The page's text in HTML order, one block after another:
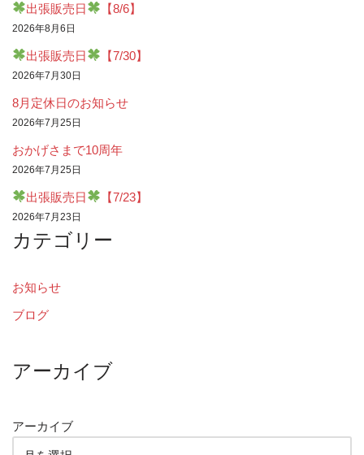
出張販売日 【8/6】
2026年8月6日
出張販売日 【7/30】
2026年7月30日
8月定休日のお知らせ
2026年7月25日
おかげさまで10周年
2026年7月25日
出張販売日 【7/23】
2026年7月23日
カテゴリー
お知らせ
ブログ
アーカイブ
アーカイブ